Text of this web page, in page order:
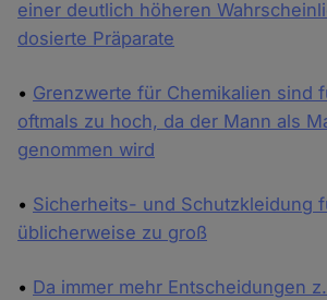
einer deutlich höheren
dosierte Präparate
• Grenzwerte für Chemikalien sind
oftmals zu hoch, da der Mann als
genommen wird
• Sicherheits- und Schutzkleidung
üblicherweise zu groß
• Da immer mehr Entscheidungen